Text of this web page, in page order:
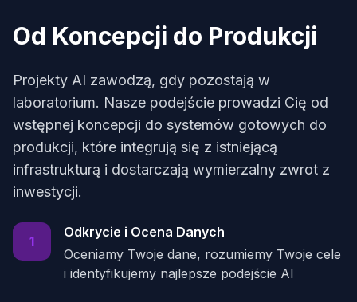
Od Koncepcji do Produkcji
Projekty AI zawodzą, gdy pozostają w
laboratorium. Nasze podejście prowadzi Cię od
wstępnej koncepcji do systemów gotowych do
produkcji, które integrują się z istniejącą
infrastrukturą i dostarczają wymierzalny zwrot z
inwestycji.
1
Odkrycie i Ocena Danych
Oceniamy Twoje dane, rozumiemy Twoje cele
i identyfikujemy najlepsze podejście AI